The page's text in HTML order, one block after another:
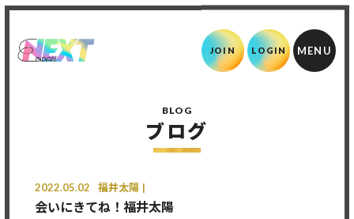
JOIN LOGIN
BLOG
ブログ
2022.05.02 福井太陽
会いにきてね！福井太陽